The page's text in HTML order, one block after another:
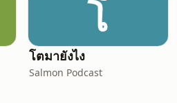
โ
โตมายังไง
Salmon Podcast